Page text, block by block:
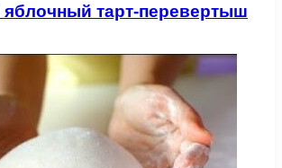
тарт-перевертыш